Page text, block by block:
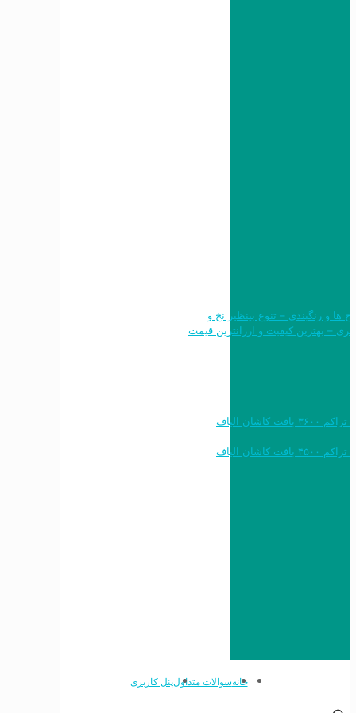
طرح ها و رنگبندی – تنوع بینظیر نخ و
خرید به قیمت فرش ماشینی ۱۲۰۰ شانه تراکم ۳۶۰۰ بافت کاشان الیاف
خرید به قیمت فرش ماشینی ۱۵۰۰ شانه تراکم ۴۵۰۰ بافت کاشان الیاف
خانهسوالات متداولپنل کاربری